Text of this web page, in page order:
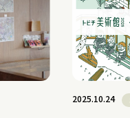
2025.10.24